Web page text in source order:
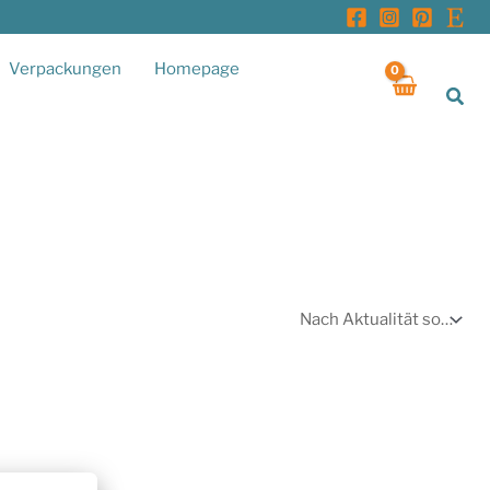
Verpackungen Homepage